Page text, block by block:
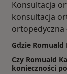
Konsultacja
konsultacja
ortopedyczna
Gdzie
Czy Romuald
konieczności